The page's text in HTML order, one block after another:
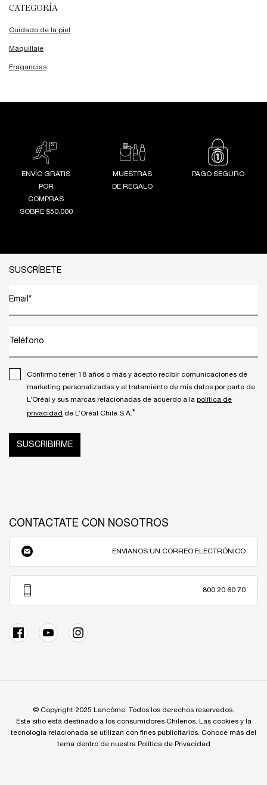
CATEGORÍA
Cuidado de la piel
Maquillaje
Fragancias
ENVÍO GRATIS
POR
COMPRAS
SOBRE $50.000
MUESTRAS
DE REGALO
PAGO SEGURO
SUSCRÍBETE
Email *
Teléfono
Confirmo tener 18 años o más y acepto recibir comunicaciones de
marketing personalizadas y el tratamiento de mis datos por parte de
L’Oréal y sus marcas relacionadas de acuerdo a la política de
privacidad de L’Oréal Chile S.A. *
SUSCRIBIRME
CONTACTATE CON NOSOTROS
ENVIANOS UN CORREO ELECTRÓNICO
800 20 60 70
© Copyright 2025 Lancôme. Todos los derechos reservados.
Este sitio está destinado a los consumidores Chilenos. Las cookies y la
tecnología relacionada se utilizan con fines publicitarios. Conoce más del
tema dentro de nuestra Política de Privacidad